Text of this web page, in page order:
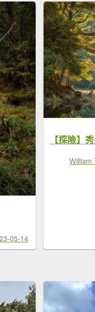
05-14
【探險】
Ｗilliam